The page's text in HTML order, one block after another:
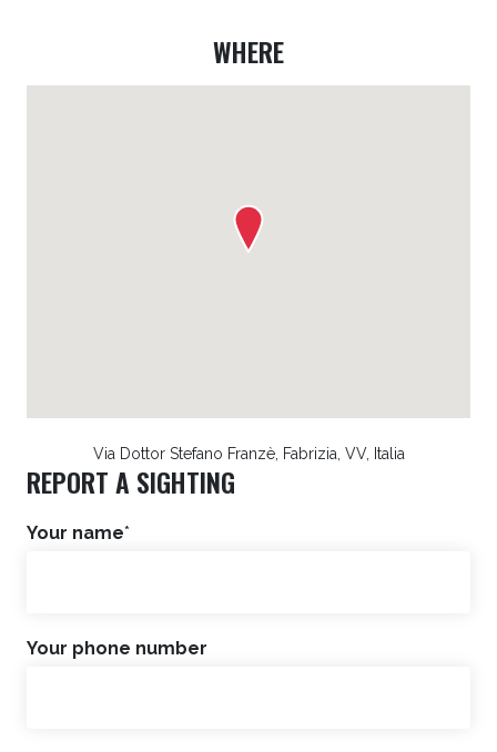
WHERE
Via Dottor Stefano Franzè, Fabrizia, VV, Italia
REPORT A SIGHTING
Your name*
Your phone number